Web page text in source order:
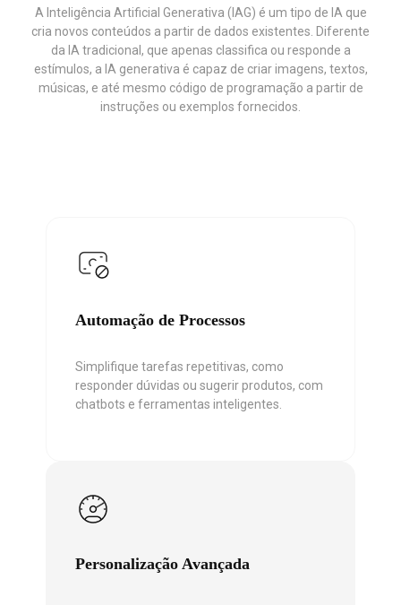
A Inteligência Artificial Generativa (IAG) é um tipo de IA que
cria novos conteúdos a partir de dados existentes. Diferente
da IA tradicional, que apenas classifica ou responde a
estímulos, a IA generativa é capaz de criar imagens, textos,
músicas, e até mesmo código de programação a partir de
instruções ou exemplos fornecidos.
Automação de Processos
Simplifique tarefas repetitivas, como
responder dúvidas ou sugerir produtos, com
chatbots e ferramentas inteligentes.
Personalização Avançada